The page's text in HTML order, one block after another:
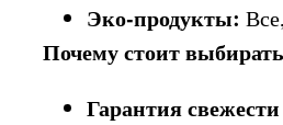
Эко-продукты:
Почему стоит
Гарантия